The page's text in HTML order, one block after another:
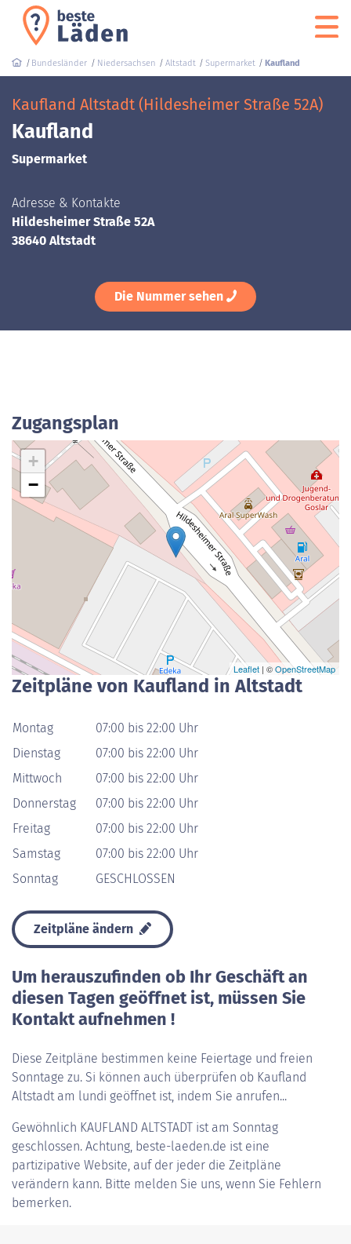
Bundesländer Niedersachsen Altstadt Supermarket Kaufland
Kaufland Altstadt (Hildesheimer Straße 52A)
Kaufland
Supermarket
Adresse & Kontakte
Hildesheimer Straße 52A
38640 Altstadt
Die Nummer sehen
Zugangsplan
+
−
Leaflet | ©OpenStreetMap
Zeitpläne von Kaufland in Altstadt
Montag
07:00 bis 22:00 Uhr
Dienstag
07:00 bis 22:00 Uhr
Mittwoch
07:00 bis 22:00 Uhr
Donnerstag
07:00 bis 22:00 Uhr
Freitag
07:00 bis 22:00 Uhr
Samstag
07:00 bis 22:00 Uhr
Sonntag
GESCHLOSSEN
Zeitpläne ändern
Um herauszufinden ob Ihr Geschäft an
diesen Tagen geöffnet ist, müssen Sie
Kontakt aufnehmen !
Diese Zeitpläne bestimmen keine Feiertage und freien
Sonntage zu. Si können auch überprüfen ob Kaufland
Altstadt am lundi geöffnet ist, indem Sie anrufen...
Gewöhnlich KAUFLAND ALTSTADT ist am Sonntag
geschlossen. Achtung, beste-laeden.de ist eine
partizipative Website, auf der jeder die Zeitpläne
verändern kann. Bitte melden Sie uns, wenn Sie Fehlern
bemerken.